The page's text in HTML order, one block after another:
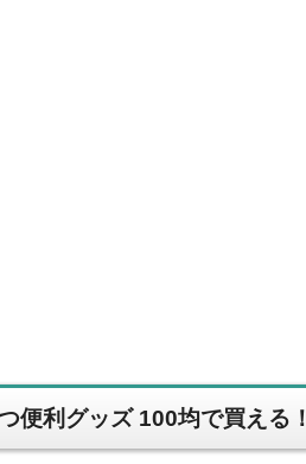
便利グッズ 100均で買える！